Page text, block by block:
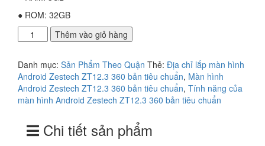
● ROM: 32GB
chỉ
màn
hình
Android
Zestech
360
bản
Thêm vào giỏ hàng
Danh mục: Sản Phẩm Theo Quận Thẻ: Địa chỉ lắp màn hình
Android Zestech ZT12.3 360 bản tiêu chuẩn, Màn hình
Android Zestech ZT12.3 360 bản tiêu chuẩn, Tính năng của
màn hình Android Zestech ZT12.3 360 bản tiêu chuẩn
Chi tiết sản phẩm